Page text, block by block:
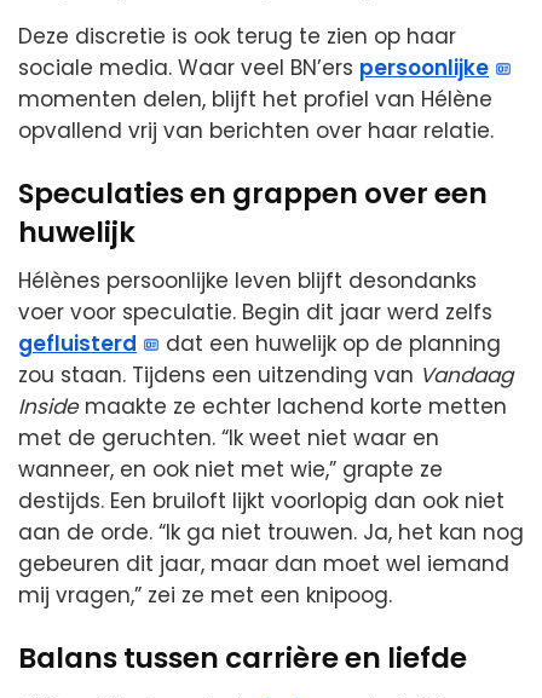
Deze discretie is ook terug te zien op haar
sociale media. Waar veel BN’ers persoonlijke
momenten delen, blijft het profiel van Hélène
opvallend vrij van berichten over haar relatie.
Speculaties en grappen over een
huwelijk
Hélènes persoonlijke leven blijft desondanks
voer voor speculatie. Begin dit jaar werd zelfs
gefluisterd
dat een huwelijk op de planning
zou staan. Tijdens een uitzending van Vandaag
Insidemaakte ze echter lachend korte metten
met de geruchten. “Ik weet niet waar en
wanneer, en ook niet met wie,” grapte ze
destijds. Een bruiloft lijkt voorlopig dan ook niet
aan de orde. “Ik ga niet trouwen. Ja, het kan nog
gebeuren dit jaar, maar dan moet wel iemand
mij vragen,” zei ze met een knipoog.
Balans tussen carrière en liefde